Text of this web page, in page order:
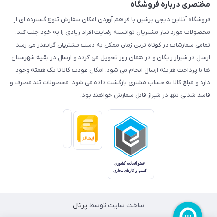
مختصری درباره فروشگاه
فروشگاه آنلاین دیجی پرشین با فراهم آوردن امکان سفارش تنوع گسترده ای از
محصولات مورد نیاز مشتریان توانسته رضایت افراد زیادی را به خود جلب کند.
تمامی سفارشات در کوتاه ترین زمان ممکن به دست مشتریان گرانقدر می رسد.
ارسال در شیراز رایگان و در همان روز تحویل می گردد و ارسال در بقیه شهرستان
ها با پرداخت هزینه ارسال انجام می شود. امکان عودت کالا تا یک هفته وجود
دارد و مبلغ کالا به حساب مشتری بازگشت داده می شود. محصولات تند مصرف و
فاسد شدنی تنها در شیراز قابل سفارش خواهند بود.
ساخت سایت توسط پرتال